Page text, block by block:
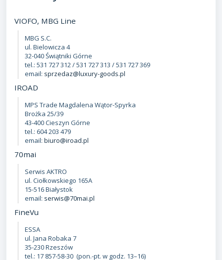
VIOFO, MBG Line
MBG S.C.
ul. Bielowicza 4
32-040 Świątniki Górne
tel.: 531 727 312 / 531 727 313 / 531 727 369
email: sprzedaz@luxury-goods.pl
IROAD
MPS Trade Magdalena Wątor-Spyrka
Brożka 25/39
43-400 Cieszyn Górne
tel.: 604 203 479
email: biuro@iroad.pl
70mai
Serwis AKTRO
ul. Ciołkowskiego 165A
15-516 Białystok
email: serwis@70mai.pl
FineVu
ESSA
ul. Jana Robaka 7
35-230 Rzeszów
tel.: 17 857-58-30 (pon.-pt. w godz. 13–16)